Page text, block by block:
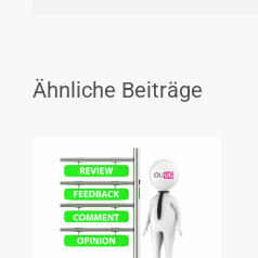
Ähnliche Beiträge